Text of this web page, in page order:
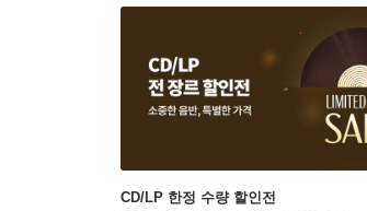
CD/LP 한정 수량 할인전